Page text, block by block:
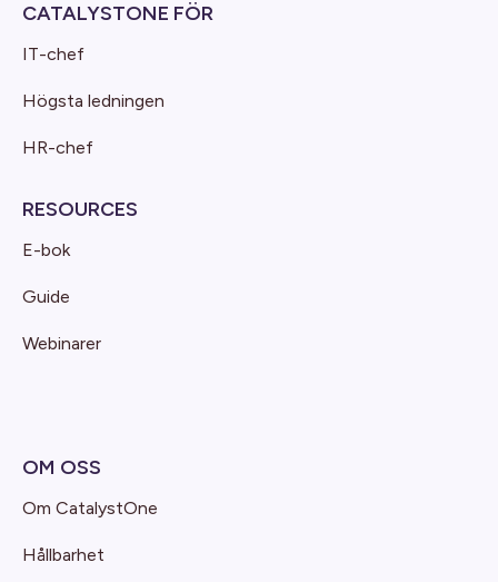
CATALYSTONE FÖR
IT-chef
Högsta ledningen
HR-chef
RESOURCES
E-bok
Guide
Webinarer
OM OSS
Om CatalystOne
Hållbarhet